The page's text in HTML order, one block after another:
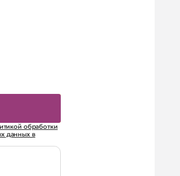
обработки
данных в